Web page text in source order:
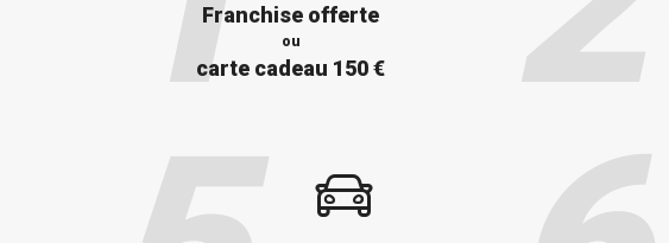
Franchise offerte
ou
carte cadeau 150 €